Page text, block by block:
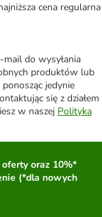
cena regularna
do wysyłania
produktów lub
jedynie
się z działem
w naszej Polityka
oraz 10%*
(*dla nowych